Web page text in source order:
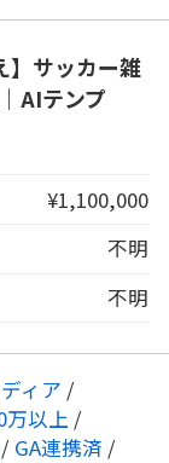
】サッカー雑
AIテンプ
¥1,100,000
不明
不明
ィア /
万以上 /
/ GA連携済 /